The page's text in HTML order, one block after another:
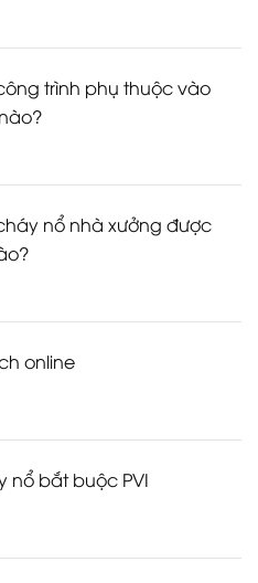
trình phụ thuộc vào
nổ nhà xưởng được
online
nổ bắt buộc PVI